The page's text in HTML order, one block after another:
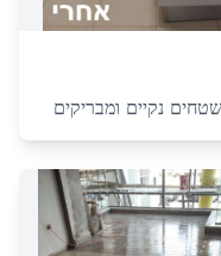
נקיים ומבריקים